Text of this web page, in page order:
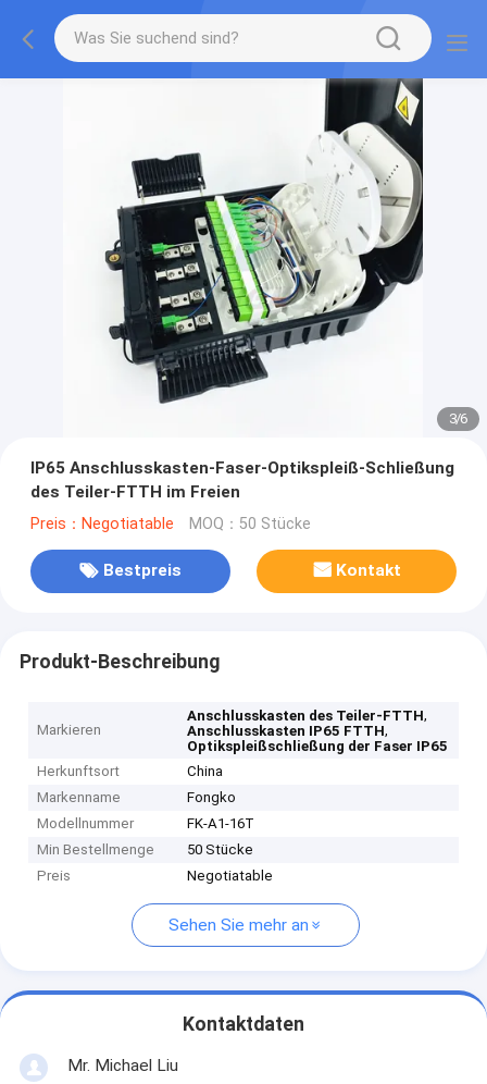
3/6
IP65 Anschlusskasten-Faser-Optikspleiß-Schließung
des Teiler-FTTH im Freien
Preis：Negotiatable MOQ：50 Stücke
Bestpreis Kontakt
Produkt-Beschreibung
Markieren
Anschlusskasten des Teiler-FTTH,
Anschlusskasten IP65 FTTH,
Optikspleißschließung der Faser IP65
Herkunftsort
China
Markenname
Fongko
Modellnummer
FK-A1-16T
Min Bestellmenge
50 Stücke
Preis
Negotiatable
Sehen Sie mehr an
Kontaktdaten
Mr. Michael Liu